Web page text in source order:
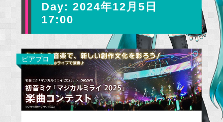
Day: 2024年12月5日
17:00
ピアプロ